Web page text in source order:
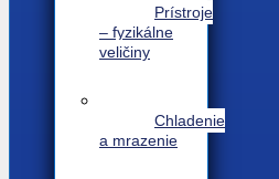
Prístroje
– fyzikálne
veličiny
Chladenie
a mrazenie